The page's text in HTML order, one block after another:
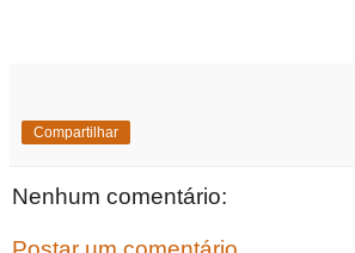
Compartilhar
Nenhum comentário: